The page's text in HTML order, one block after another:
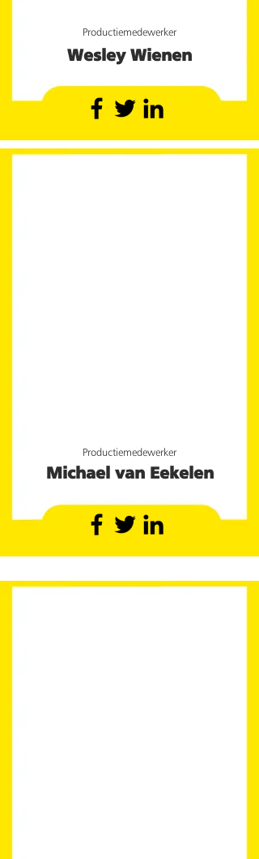
Productiemedewerker
Wesley Wienen
Productiemedewerker
Michael van Eekelen